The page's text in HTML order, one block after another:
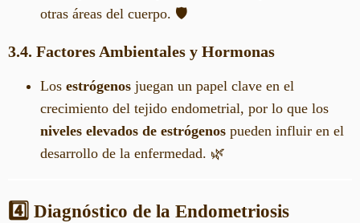
otras áreas del cuerpo. 🛡️
3.4. Factores Ambientales y Hormonas
Los estrógenos juegan un papel clave en el
crecimiento del tejido endometrial, por lo que los
niveles elevados de estrógenos pueden influir en el
desarrollo de la enfermedad. 🌿
4️⃣ Diagnóstico de la Endometriosis